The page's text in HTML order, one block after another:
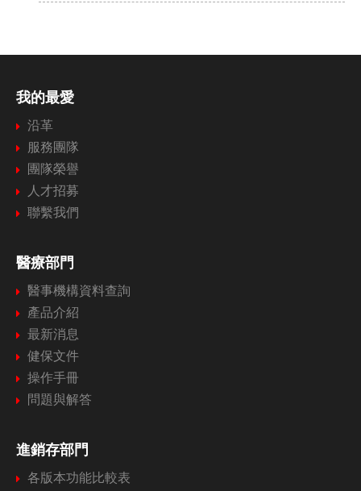
我的最愛
沿革
服務團隊
團隊榮譽
人才招募
聯繫我們
醫療部門
醫事機構資料查詢
產品介紹
最新消息
健保文件
操作手冊
問題與解答
進銷存部門
各版本功能比較表